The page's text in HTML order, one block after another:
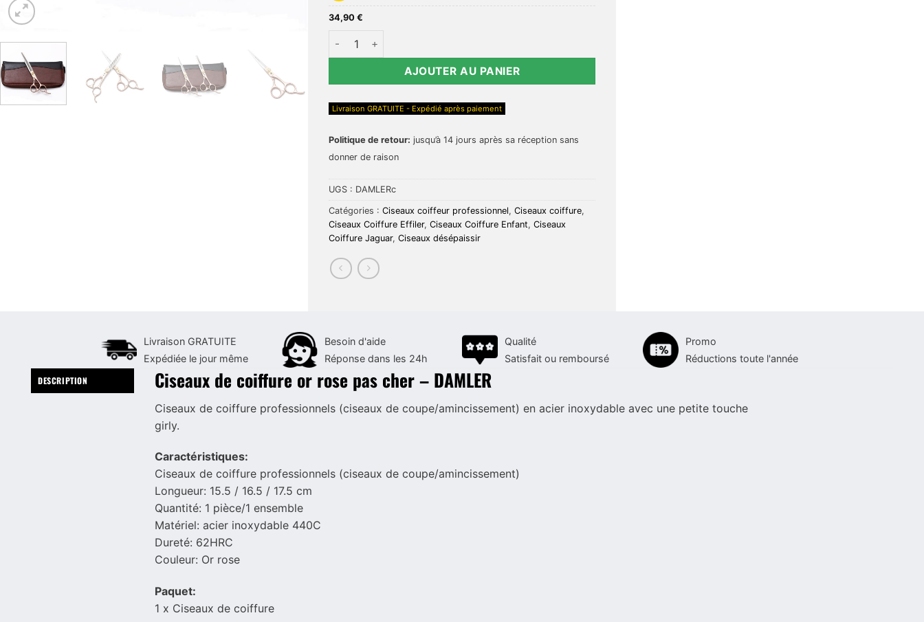
34,90 €
quantité de Ciseaux de coiffure or rose pas cher - DAMLER
AJOUTER AU PANIER
Livraison GRATUITE - Expédié après paiement
Politique de retour: jusqu’à 14 jours après sa réception sans
donner de raison
UGS : DAMLERc
Catégories : Ciseaux coiffeur professionnel, Ciseaux coiffure,
Ciseaux Coiffure Effiler, Ciseaux Coiffure Enfant, Ciseaux
Coiffure Jaguar, Ciseaux désépaissir
Livraison GRATUITE
Expédiée le jour même
Besoin d'aide
Réponse dans les 24h
Qualité
Satisfait ou remboursé
Promo
Réductions toute l'année
DESCRIPTION
Ciseaux de coiffure or rose pas cher – DAMLER
Ciseaux de coiffure professionnels (ciseaux de coupe/amincissement) en acier inoxydable avec une petite touche
girly.
Caractéristiques:
Ciseaux de coiffure professionnels (ciseaux de coupe/amincissement)
Longueur: 15.5 / 16.5 / 17.5 cm
Quantité: 1 pièce/1 ensemble
Matériel: acier inoxydable 440C
Dureté: 62HRC
Couleur: Or rose
Paquet:
1 x Ciseaux de coiffure